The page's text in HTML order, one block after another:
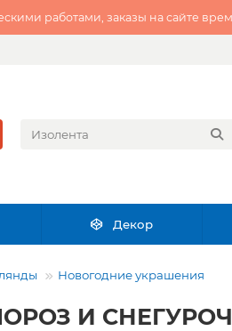
работами, заказы на сайте
Декор
Новогодние украшения
И